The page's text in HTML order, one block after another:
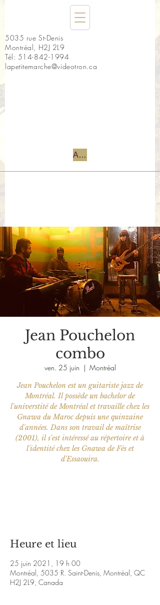
5035 rue St-Denis
Montréal, H2J 2L9
Tél: 514-842-1994
lapetitemarche@videotron.ca
Accueil
Jean Pouchelon
combo
ven. 25 juin
  |
Montréal
Jean Pouchelon est un guitariste jazz de
Montréal. Il possède un bachelor de
l'universtité de Montréal et travaille chez les
Gnawa du Maroc depuis une quinzaine
d'années. Dans son travail de maîtrise
(2001), il s'est intéressé au répertoire et à
l'identité chez les Gnawa de Fès et
d'Essaouira.
Heure et lieu
25 juin 2021, 19 h 00
Montréal, 5035 R. Saint-Denis, Montréal, QC
H2J 2L9, Canada